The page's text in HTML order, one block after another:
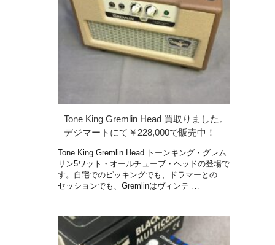
Tone King Gremlin Head 買取りました。
デジマートにて￥228,000で販売中！
Tone King Gremlin Head トーンキング・グレム
リン5ワット・オールチューブ・ヘッドの登場で
す。自宅でのピッキングでも、ドラマーとの
セッションでも、Gremlinはヴィンテ …